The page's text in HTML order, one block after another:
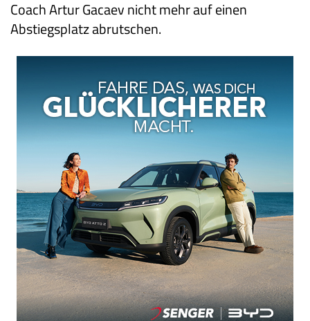
Coach Artur Gacaev nicht mehr auf einen
Abstiegsplatz abrutschen.